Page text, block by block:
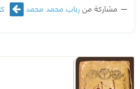
مشاركة من رباب محمد محمد